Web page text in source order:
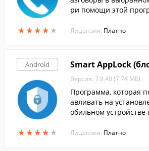
★★★★ ★
★★★★ ★
ри помощи этой
записей и изменять
Лицензия: Платно
Android
★★★★★
★★★★★
Smart AppLock
Версия: 7.9.40 (7.74 МБ)
Программа, которая
авливать на
обильном
Лицензия: Платно